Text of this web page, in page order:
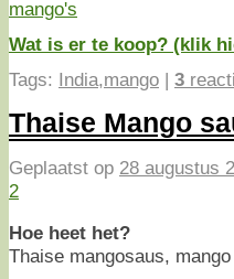
Wat is er te koop? (klik
Tags: India,mango | 3
Thaise Mango
Geplaatst op 28 augustus
2
Hoe heet het?
Thaise mangosaus,